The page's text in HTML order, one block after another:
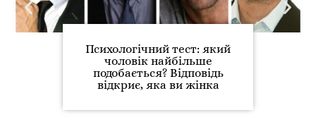
Психологічний тест: який
чоловік найбільше
подобається? Відповідь
відкриє, яка ви жінка